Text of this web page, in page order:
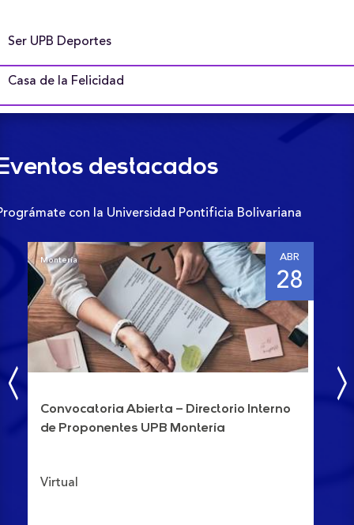
Ser UPB Deportes
Casa de la Felicidad
destacados
con la Universidad Pontificia Bolivariana
Montería ABR
28
Convocatoria Abierta – Directorio Interno
de Proponentes UPB Montería
Virtual